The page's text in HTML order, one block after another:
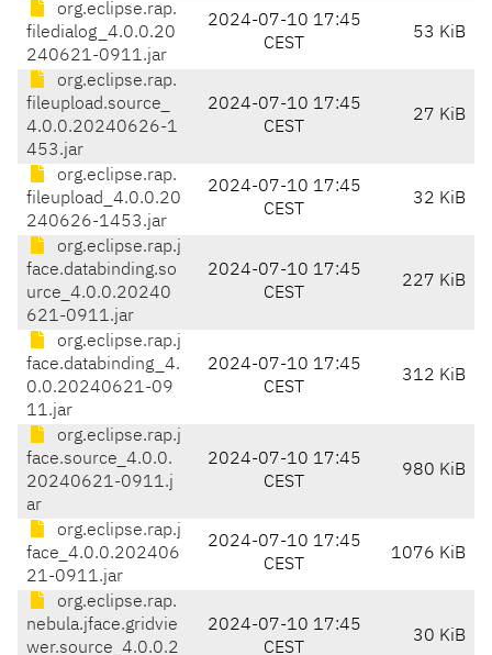
org.eclipse.rap.
filedialog_4.0.0.20
240621-0911.jar
2024-07-10 17:45
CEST
53 KiB
org.eclipse.rap.
fileupload.source_
4.0.0.20240626-1
453.jar
2024-07-10 17:45
CEST
27 KiB
org.eclipse.rap.
fileupload_4.0.0.20
240626-1453.jar
2024-07-10 17:45
CEST
32 KiB
org.eclipse.rap.j
face.databinding.so
urce_4.0.0.20240
621-0911.jar
2024-07-10 17:45
CEST
227 KiB
org.eclipse.rap.j
face.databinding_4.
0.0.20240621-09
11.jar
2024-07-10 17:45
CEST
312 KiB
org.eclipse.rap.j
face.source_4.0.0.
20240621-0911.j
ar
2024-07-10 17:45
CEST
980 KiB
org.eclipse.rap.j
face_4.0.0.202406
21-0911.jar
2024-07-10 17:45
CEST
1076 KiB
org.eclipse.rap.
nebula.jface.gridvie
wer.source_4.0.0.2
2024-07-10 17:45
CEST
30 KiB